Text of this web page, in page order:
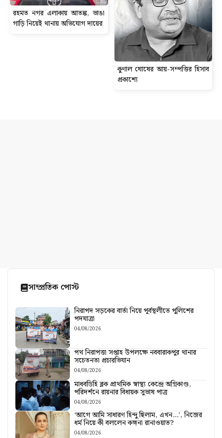
রহমত নগর এলাকায় আতঙ্ক, ভাঙা
গাড়ি নিয়েই থানায় অভিযোগ দায়ের
কুণাল ঘোষের আয়-সম্পত্তির হিসাব
প্রকাশ্যে
সাম্প্রতিক পোস্ট
নিরাপদ সড়কের বার্তা নিয়ে পূর্বস্থলীতে পুলিশের
পদযাত্রা
04/08/2026
পথ নিরাপত্তা সপ্তাহ উপলক্ষে নববারাকপুর থানার
সচেতনতা প্রচারভিযান
04/08/2026
মাধবডিহি ব্লক প্রাথমিক স্বাস্থ্য কেন্দ্রে অগ্নিকাণ্ড,
পরিদর্শনে রায়নার বিধায়ক সুভাষ পাত্র
04/08/2026
‘আগে আমি সাধারণ হিন্দু ছিলাম, এখন…’, নিজের
ধর্ম নিয়ে কী বললেন কঙ্গনা রানাওয়াত?
04/08/2026